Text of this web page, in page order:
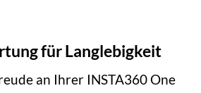
für Langlebigkeit
an Ihrer INSTA360 One